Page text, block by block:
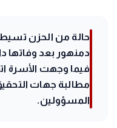
حالة من الحزن
دمنهور بعد وفاتها
فيما وجهت الأسرة
مطالبة جهات
المسؤولين.